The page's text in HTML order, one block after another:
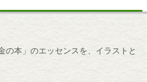
本」のエッセンスを、イラストと